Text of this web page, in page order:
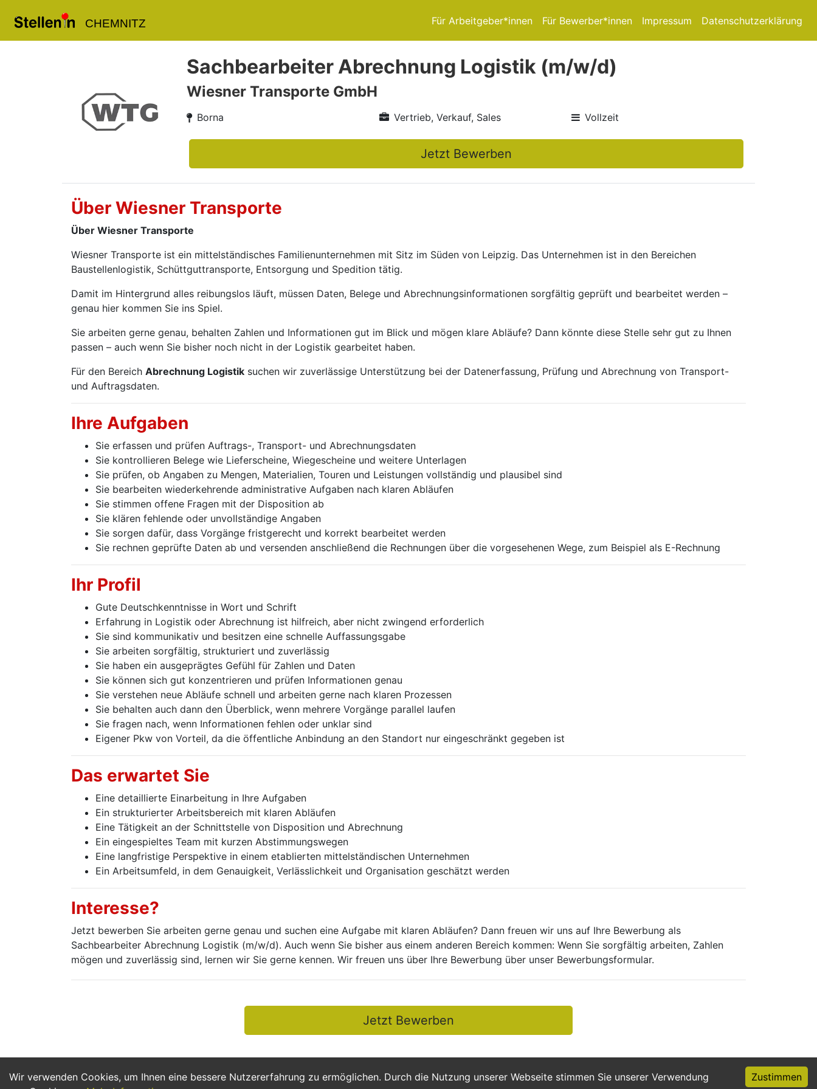
CHEMNITZ Für Arbeitgeber*innen Für Bewerber*innen Impressum Datenschutzerklärung
Wir verwenden Cookies, um Ihnen eine bessere Nutzererfahrung zu ermöglichen. Durch die Nutzung unserer Webseite stimmen Sie unserer Verwendung
Zustimmen
Sachbearbeiter Abrechnung Logistik (m/w/d)
Wiesner Transporte GmbH
Borna Vertrieb, Verkauf, Sales Vollzeit
Jetzt Bewerben
Über Wiesner Transporte
Über Wiesner Transporte
Wiesner Transporte ist ein mittelständisches Familienunternehmen mit Sitz im Süden von Leipzig. Das Unternehmen ist in den Bereichen
Baustellenlogistik, Schüttguttransporte, Entsorgung und Spedition tätig.
Damit im Hintergrund alles reibungslos läuft, müssen Daten, Belege und Abrechnungsinformationen sorgfältig geprüft und bearbeitet werden –
genau hier kommen Sie ins Spiel.
Sie arbeiten gerne genau, behalten Zahlen und Informationen gut im Blick und mögen klare Abläufe? Dann könnte diese Stelle sehr gut zu Ihnen
passen – auch wenn Sie bisher noch nicht in der Logistik gearbeitet haben.
Für den Bereich Abrechnung Logistik suchen wir zuverlässige Unterstützung bei der Datenerfassung, Prüfung und Abrechnung von Transport-
und Auftragsdaten.
Ihre Aufgaben
Sie erfassen und prüfen Auftrags-, Transport- und Abrechnungsdaten
Sie kontrollieren Belege wie Lieferscheine, Wiegescheine und weitere Unterlagen
Sie prüfen, ob Angaben zu Mengen, Materialien, Touren und Leistungen vollständig und plausibel sind
Sie bearbeiten wiederkehrende administrative Aufgaben nach klaren Abläufen
Sie stimmen offene Fragen mit der Disposition ab
Sie klären fehlende oder unvollständige Angaben
Sie sorgen dafür, dass Vorgänge fristgerecht und korrekt bearbeitet werden
Sie rechnen geprüfte Daten ab und versenden anschließend die Rechnungen über die vorgesehenen Wege, zum Beispiel als E-Rechnung
Ihr Profil
Gute Deutschkenntnisse in Wort und Schrift
Erfahrung in Logistik oder Abrechnung ist hilfreich, aber nicht zwingend erforderlich
Sie sind kommunikativ und besitzen eine schnelle Auffassungsgabe
Sie arbeiten sorgfältig, strukturiert und zuverlässig
Sie haben ein ausgeprägtes Gefühl für Zahlen und Daten
Sie können sich gut konzentrieren und prüfen Informationen genau
Sie verstehen neue Abläufe schnell und arbeiten gerne nach klaren Prozessen
Sie behalten auch dann den Überblick, wenn mehrere Vorgänge parallel laufen
Sie fragen nach, wenn Informationen fehlen oder unklar sind
Eigener Pkw von Vorteil, da die öffentliche Anbindung an den Standort nur eingeschränkt gegeben ist
Das erwartet Sie
Eine detaillierte Einarbeitung in Ihre Aufgaben
Ein strukturierter Arbeitsbereich mit klaren Abläufen
Eine Tätigkeit an der Schnittstelle von Disposition und Abrechnung
Ein eingespieltes Team mit kurzen Abstimmungswegen
Eine langfristige Perspektive in einem etablierten mittelständischen Unternehmen
Ein Arbeitsumfeld, in dem Genauigkeit, Verlässlichkeit und Organisation geschätzt werden
Interesse?
Jetzt bewerben Sie arbeiten gerne genau und suchen eine Aufgabe mit klaren Abläufen? Dann freuen wir uns auf Ihre Bewerbung als
Sachbearbeiter Abrechnung Logistik (m/w/d). Auch wenn Sie bisher aus einem anderen Bereich kommen: Wenn Sie sorgfältig arbeiten, Zahlen
mögen und zuverlässig sind, lernen wir Sie gerne kennen. Wir freuen uns über Ihre Bewerbung über unser Bewerbungsformular.
Jetzt Bewerben